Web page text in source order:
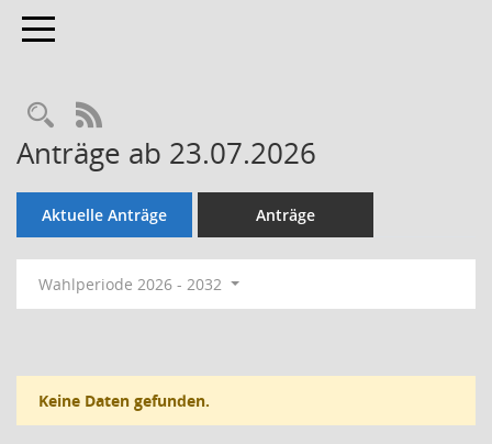
Toggle navigation
Rechercheauswahl
RSS-Feed
Anträge ab 23.07.2026
Aktuelle Anträge Anträge
Wahlperiode 2026 - 2032
Keine Daten gefunden.